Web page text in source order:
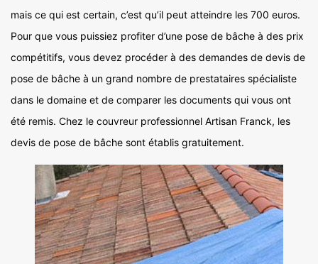
mais ce qui est certain, c’est qu’il peut atteindre les 700 euros.
Pour que vous puissiez profiter d’une pose de bâche à des prix
compétitifs, vous devez procéder à des demandes de devis de
pose de bâche à un grand nombre de prestataires spécialiste
dans le domaine et de comparer les documents qui vous ont
été remis. Chez le couvreur professionnel Artisan Franck, les
devis de pose de bâche sont établis gratuitement.